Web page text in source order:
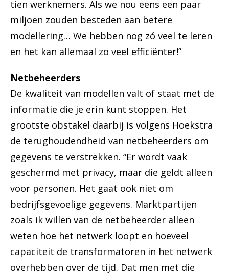
tien werknemers. Als we nou eens een paar
miljoen zouden besteden aan betere
modellering… We hebben nog zó veel te leren
en het kan allemaal zo veel efficiënter!”
Netbeheerders
De kwaliteit van modellen valt of staat met de
informatie die je erin kunt stoppen. Het
grootste obstakel daarbij is volgens Hoekstra
de terughoudendheid van netbeheerders om
gegevens te verstrekken. “Er wordt vaak
geschermd met privacy, maar die geldt alleen
voor personen. Het gaat ook niet om
bedrijfsgevoelige gegevens. Marktpartijen
zoals ik willen van de netbeheerder alleen
weten hoe het netwerk loopt en hoeveel
capaciteit de transformatoren in het netwerk
overhebben over de tijd. Dat men met die